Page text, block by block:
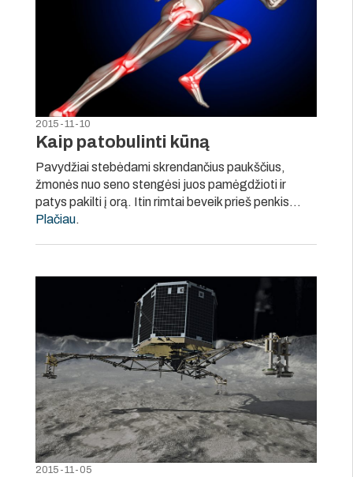
2015-11-10
Kaip patobulinti kūną
Pavydžiai stebėdami skrendančius paukščius,
žmonės nuo seno stengėsi juos pamėgdžioti ir
patys pakilti į orą. Itin rimtai beveik prieš penkis…
Plačiau.
2015-11-05